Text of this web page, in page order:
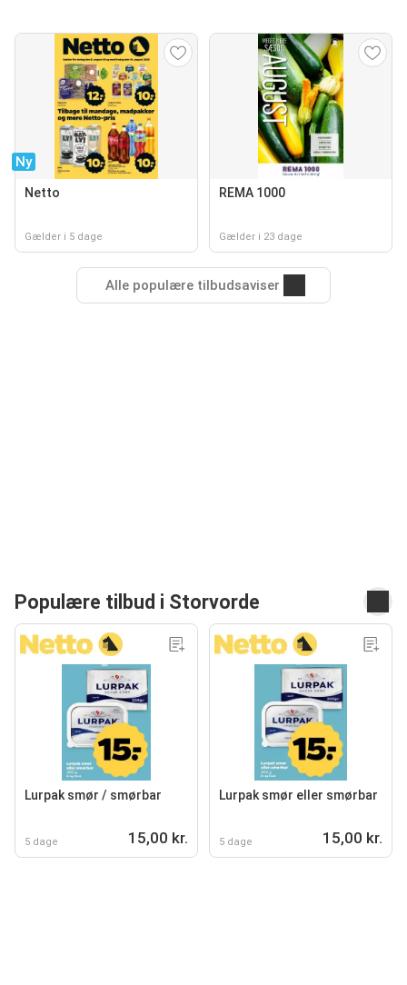
Ny
Netto
Gælder i 5 dage
REMA 1000
Gælder i 23 dage
Alle populære tilbudsaviser
Populære tilbud i Storvorde
Lurpak smør / smørbar
5 dage 15,00 kr.
Lurpak smør eller smørbar
5 dage 15,00 kr.